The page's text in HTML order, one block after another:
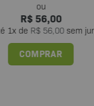
R$56,00
1x de R$56,00sem
COMPRAR